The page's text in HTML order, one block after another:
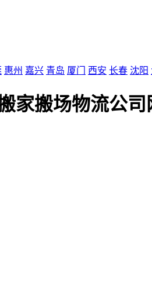
惠州 嘉兴 青岛 厦门 西安 长春 沈阳
家搬场物流公